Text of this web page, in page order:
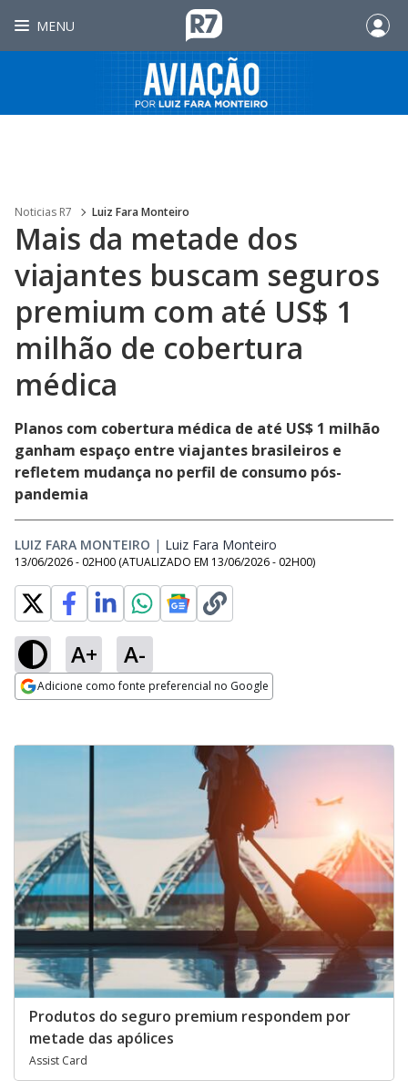
MENU
Noticias R7 Luiz Fara Monteiro
Mais da metade dos
viajantes buscam seguros
premium com até US$ 1
milhão de cobertura
médica
Planos com cobertura médica de até US$ 1 milhão
ganham espaço entre viajantes brasileiros e
refletem mudança no perfil de consumo pós-
pandemia
LUIZ FARA MONTEIRO | Luiz Fara Monteiro
13/06/2026 - 02H00 (ATUALIZADO EM 13/06/2026 - 02H00)
A+ A-
Adicione como fonte preferencial no Google
Produtos do seguro premium respondem por
metade das apólices
Assist Card